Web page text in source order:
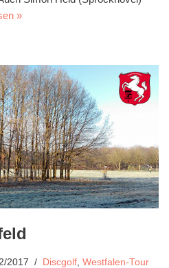
»
2017 Discgolf Westfalen-Tour